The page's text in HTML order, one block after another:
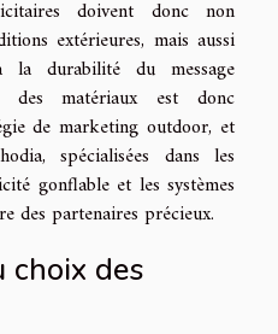
doivent donc non
extérieures, mais aussi
durabilité du message
des matériaux est donc
de marketing outdoor, et
spécialisées dans les
gonflable et les systèmes
des partenaires précieux.
choix des